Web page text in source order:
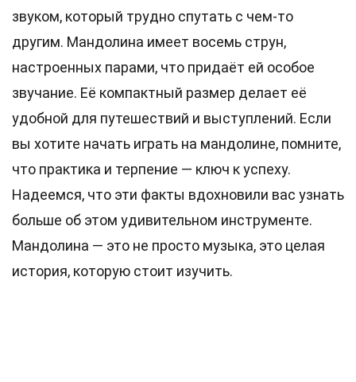
звуком, который трудно спутать с чем-то
другим. Мандолина имеет восемь струн,
настроенных парами, что придаёт ей особое
звучание. Её компактный размер делает её
удобной для путешествий и выступлений. Если
вы хотите начать играть на мандолине, помните,
что практика и терпение — ключ к успеху.
Надеемся, что эти факты вдохновили вас узнать
больше об этом удивительном инструменте.
Мандолина — это не просто музыка, это целая
история, которую стоит изучить.